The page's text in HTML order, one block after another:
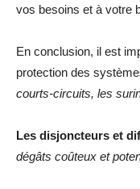
vos besoins et à votre
En conclusion, il est
protection des
courts-circuits, les
Les disjoncteurs et
dégâts coûteux et